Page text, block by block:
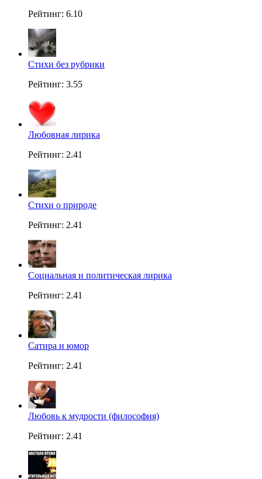
Рейтинг: 6.10
Стихи без рубрики
Рейтинг: 3.55
Любовная лирика
Рейтинг: 2.41
Стихи о природе
Рейтинг: 2.41
Социальная и политическая лирика
Рейтинг: 2.41
Сатира и юмор
Рейтинг: 2.41
Любовь к мудрости (философия)
Рейтинг: 2.41